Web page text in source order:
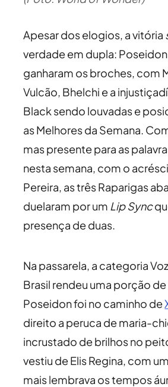
Apesar dos elogios, a vitória
verdade em dupla:
ganharam os broches, com
Vulcão, Bhelchi e a
Black sendo louvadas e
as Melhores da Semana.
mas presente para as
nesta semana, com o
Pereira, as três Raparigas
duelaram por um Lip Sync
presença de duas.
Na passarela, a categoria
Brasil rendeu uma porção
Poseidon foi no caminho de
direito a peruca de maria-
incrustado de brilhos no
vestiu de Elis Regina, com
mais lembrava os tempos